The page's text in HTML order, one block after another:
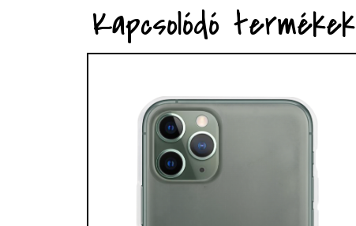
Kapcsolódó termékek